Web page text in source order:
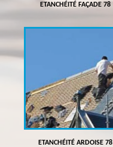
ETANCHÉITÉ FAÇADE 78
ETANCHÉITÉ ARDOISE 78